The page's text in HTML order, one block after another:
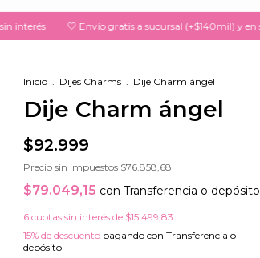
🤍 Envío gratis a sucursal (+$140mil) y en seleccionados
Inicio . Dijes Charms . Dije Charm ángel
Dije Charm ángel
$92.999
Precio sin impuestos $76.858,68
$79.049,15 con Transferencia o depósito
6 cuotas sin interés de $15.499,83
15% de descuento pagando con Transferencia o
depósito